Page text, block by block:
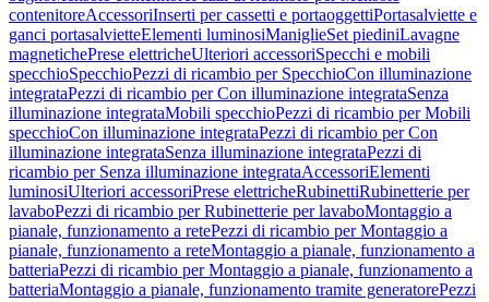
contenitoreAccessoriInserti per cassetti e portaoggettiPortasalviette e
ganci portasalvietteElementi luminosiManiglieSet piediniLavagne
magnetichePrese elettricheUlteriori accessoriSpecchi e mobili
specchioSpecchioPezzi di ricambio per SpecchioCon illuminazione
integrataPezzi di ricambio per Con illuminazione integrataSenza
illuminazione integrataMobili specchioPezzi di ricambio per Mobili
specchioCon illuminazione integrataPezzi di ricambio per Con
illuminazione integrataSenza illuminazione integrataPezzi di
ricambio per Senza illuminazione integrataAccessoriElementi
luminosiUlteriori accessoriPrese elettricheRubinettiRubinetterie per
lavaboPezzi di ricambio per Rubinetterie per lavaboMontaggio a
pianale, funzionamento a retePezzi di ricambio per Montaggio a
pianale, funzionamento a reteMontaggio a pianale, funzionamento a
batteriaPezzi di ricambio per Montaggio a pianale, funzionamento a
batteriaMontaggio a pianale, funzionamento tramite generatorePezzi